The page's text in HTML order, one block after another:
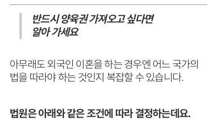
반드시 양육권 가져오고 싶다면
알아 가세요
아무래도 외국인 이혼을 하는 경우엔 어느 국가의
법을 따라야 하는 것인지 복잡할 수 있습니다.
법원은 아래와 같은 조건에 따라 결정하는데요.